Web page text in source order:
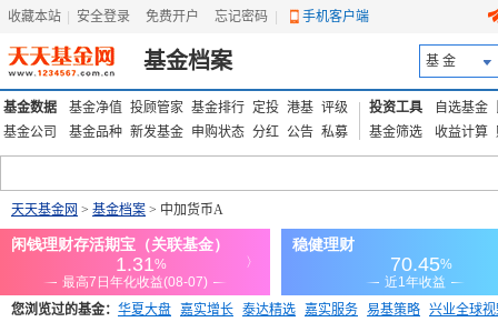
收藏本站 安全登录 免费开户 忘记密码 手机客户端
基金档案 基 金
基金数据 基金净值 投顾管家 基金排行 定投 港基 评级
基金公司
基金品种 新发基金 申购状态 分红 公告 私募
投资工具 自选基金
基金筛选
收益计算
天天基金网 > 基金档案 > 中加货币A
您浏览过的基金： 华夏大盘 嘉实增长 泰达精选 嘉实服务 易基策略 兴业全球